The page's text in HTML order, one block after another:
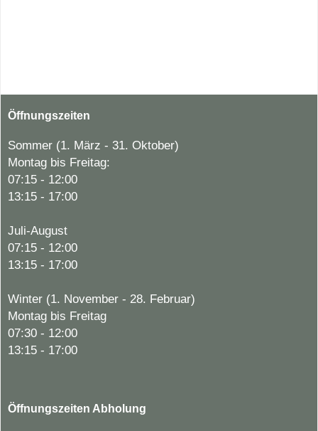
Öffnungszeiten
Sommer (1. März - 31. Oktober)
Montag bis Freitag:
07:15 - 12:00
13:15 - 17:00
Juli-August
07:15 - 12:00
13:15 - 17:00
Winter (1. November - 28. Februar)
Montag bis Freitag
07:30 - 12:00
13:15 - 17:00
Öffnungszeiten Abholung